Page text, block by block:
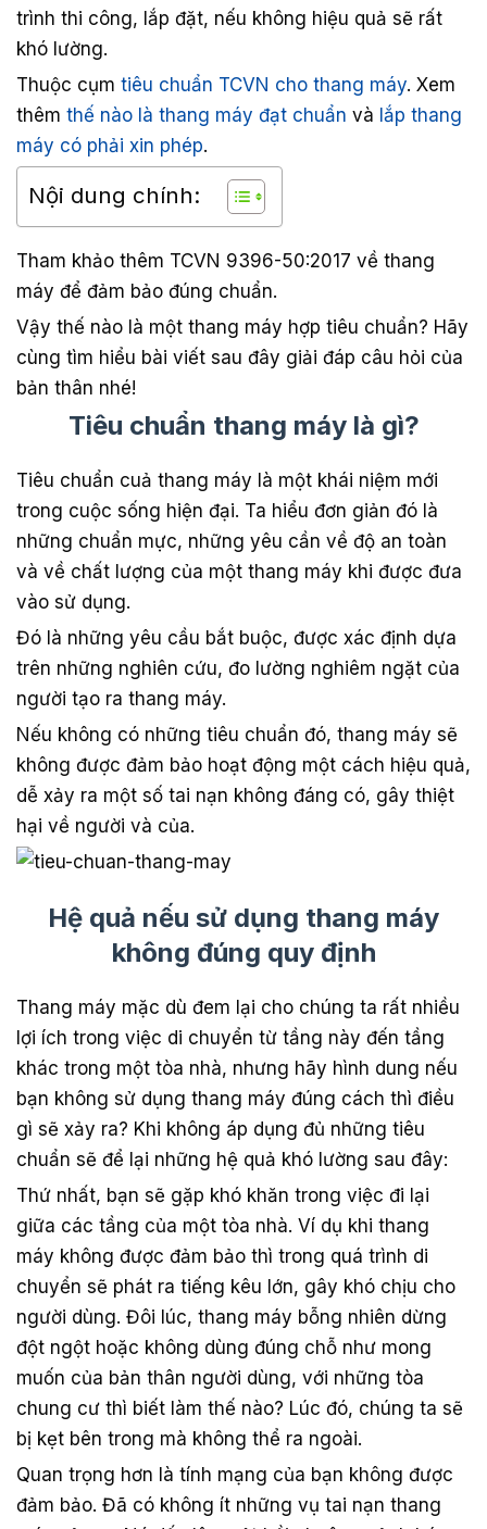
trình thi công, lắp đặt, nếu không hiệu quả sẽ rất
khó lường.
Thuộc cụm tiêu chuẩn TCVN cho thang máy. Xem
thêm thế nào là thang máy đạt chuẩn và lắp thang
máy có phải xin phép.
Nội dung chính:
Tham khảo thêm TCVN 9396-50:2017 về thang
máy để đảm bảo đúng chuẩn.
Vậy thế nào là một thang máy hợp tiêu chuẩn? Hãy
cùng tìm hiểu bài viết sau đây giải đáp câu hỏi của
bản thân nhé!
Tiêu chuẩn thang máy là gì?
Tiêu chuẩn cuả thang máy là một khái niệm mới
trong cuộc sống hiện đại. Ta hiểu đơn giản đó là
những chuẩn mực, những yêu cần về độ an toàn
và về chất lượng của một thang máy khi được đưa
vào sử dụng.
Đó là những yêu cầu bắt buộc, được xác định dựa
trên những nghiên cứu, đo lường nghiêm ngặt của
người tạo ra thang máy.
Nếu không có những tiêu chuẩn đó, thang máy sẽ
không được đảm bảo hoạt động một cách hiệu quả,
dễ xảy ra một số tai nạn không đáng có, gây thiệt
hại về người và của.
Hệ quả nếu sử dụng thang máy
không đúng quy định
Thang máy mặc dù đem lại cho chúng ta rất nhiều
lợi ích trong việc di chuyển từ tầng này đến tầng
khác trong một tòa nhà, nhưng hãy hình dung nếu
bạn không sử dụng thang máy đúng cách thì điều
gì sẽ xảy ra? Khi không áp dụng đủ những tiêu
chuẩn sẽ để lại những hệ quả khó lường sau đây:
Thứ nhất, bạn sẽ gặp khó khăn trong việc đi lại
giữa các tầng của một tòa nhà. Ví dụ khi thang
máy không được đảm bảo thì trong quá trình di
chuyển sẽ phát ra tiếng kêu lớn, gây khó chịu cho
người dùng. Đôi lúc, thang máy bỗng nhiên dừng
đột ngột hoặc không dùng đúng chỗ như mong
muốn của bản thân người dùng, với những tòa
chung cư thì biết làm thế nào? Lúc đó, chúng ta sẽ
bị kẹt bên trong mà không thể ra ngoài.
Quan trọng hơn là tính mạng của bạn không được
đảm bảo. Đã có không ít những vụ tai nạn thang